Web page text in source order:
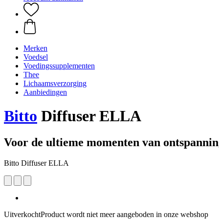
Merken
Voedsel
Voedingssupplementen
Thee
Lichaamsverzorging
Aanbiedingen
Bitto Diffuser ELLA
Voor de ultieme momenten van
Bitto Diffuser ELLA
UitverkochtProduct wordt niet meer aangeboden in onze webshop